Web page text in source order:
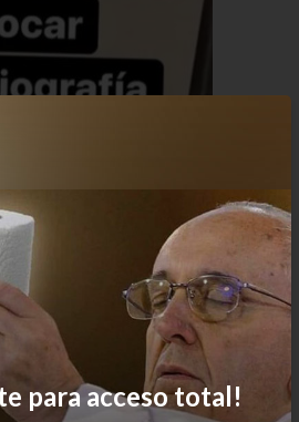
no?
para acceso total!